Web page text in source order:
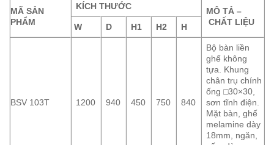
MÃ SẢN
PHẨM
KÍCH THƯỚC
MÔ TẢ –
CHẤT LIỆU
W D H1 H2 H
BSV 103T 1200 940 450 750 840
Bộ bàn liền
ghế không
tựa. Khung
chân trụ chính
ống □30×30,
sơn tĩnh điện.
Mặt bàn, ghế
melamine dày
18mm, ngăn,